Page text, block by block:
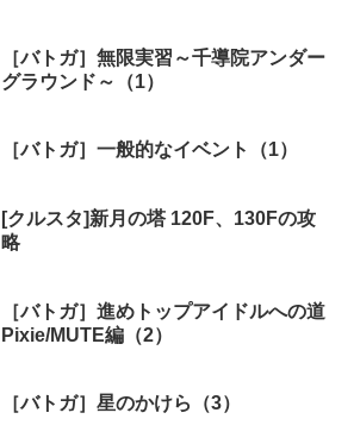
［バトガ］無限実習～千導院アンダー
グラウンド～（1）
［バトガ］一般的なイベント（1）
[クルスタ]新月の塔 120F、130Fの攻
略
［バトガ］進めトップアイドルへの道
Pixie/MUTE編（2）
［バトガ］星のかけら（3）